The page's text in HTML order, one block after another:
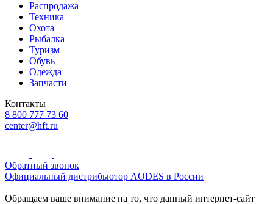
Распродажа
Техника
Охота
Рыбалка
Туризм
Обувь
Одежда
Запчасти
Контакты
8 800 777 73 60
center@hft.ru
Обратный звонок
Официальный дистрибьютор AODES в России
Обращаем ваше внимание на то, что данный интернет-сайт